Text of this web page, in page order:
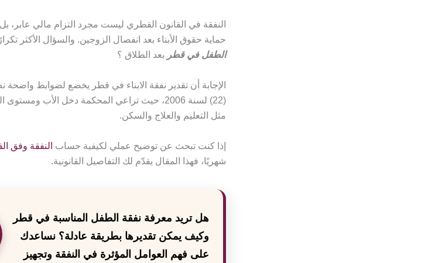
النفقة في القانون القطري ليست مجرد التزام مالي
حماية حقوق الأبناء بعد انفصال الزوجين. والسؤال الأكثر
الطفل في قطر بعد الطلاق ؟
الإجابة أن تقدير نفقة الابناء في قطر يخضع لضوابط
(22) لسنة 2006، حيث تراعي المحكمة دخل الأب
مثل التعليم والعلاج والسكن.
إذا كنت تبحث عن توضيح عملي لكيفية حساب النفقة وفق
شهريًا، فهذا المقال يقدّم لك التفاصيل القانونية.
هل تريد معرفة نفقة الطفل المناسبة في قطر
وكيف يمكن تقديرها بطريقة عادلة؟ نساعدك
على فهم العوامل المؤثرة في النفقة وتجهيز